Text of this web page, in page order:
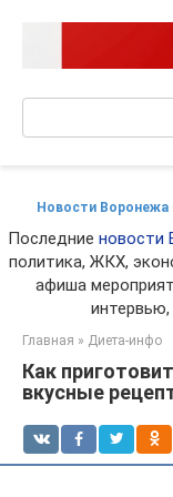
Новости Воронежа
Последние новости
политика, ЖКХ,
афиша
интервью,
Главная » Диета-инфо
Как
вкусные